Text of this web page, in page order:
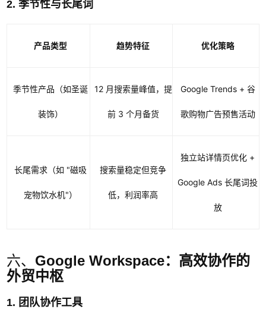
2. 季节性与长尾词
产品类型 趋势特征 优化策略
季节性产品（如圣诞
装饰）
12 月搜索量峰值，提
前 3 个月备货
Google Trends + 谷
歌购物广告预售活动
长尾需求（如 "磁吸
宠物饮水机"）
搜索量稳定但竞争
低，利润率高
独立站详情页优化 +
Google Ads 长尾词投
放
六、 Google Workspace：高效协作的
外贸中枢
1. 团队协作工具